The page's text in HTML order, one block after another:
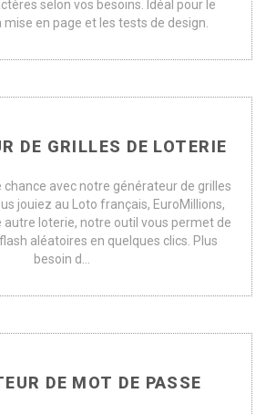
selon vos besoins. Idéal pour le
en page et les tests de design.
DE GRILLES DE LOTERIE
avec notre générateur de grilles
jouiez au Loto français, EuroMillions,
autre loterie, notre outil vous permet de
aléatoires en quelques clics. Plus
besoin d...
DE MOT DE PASSE